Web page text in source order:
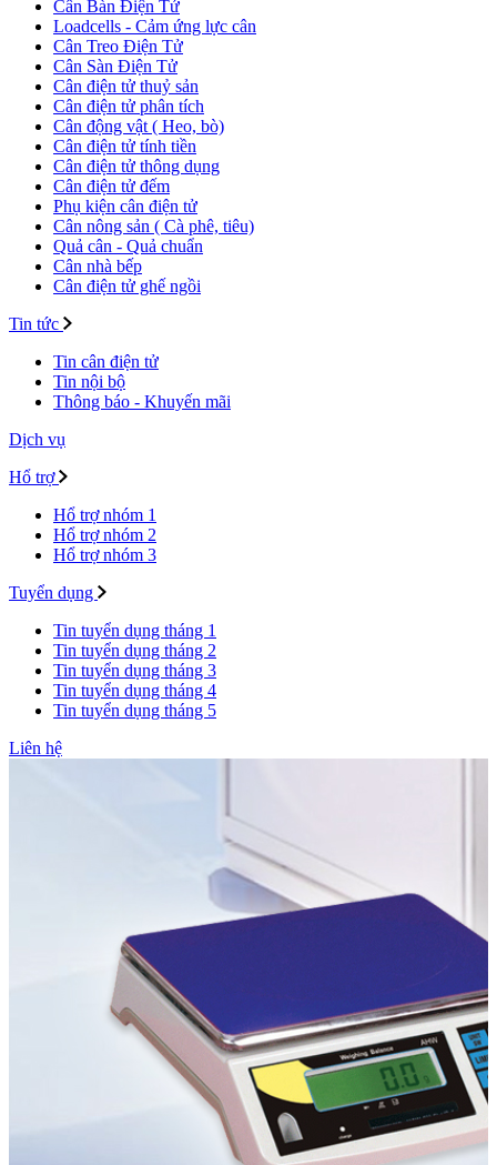
Cân Bàn Điện Tử
Loadcells - Cảm ứng lực cân
Cân Treo Điện Tử
Cân Sàn Điện Tử
Cân điện tử thuỷ sản
Cân điện tử phân tích
Cân động vật ( Heo, bò)
Cân điện tử tính tiền
Cân điện tử thông dụng
Cân điện tử đếm
Phụ kiện cân điện tử
Cân nông sản ( Cà phê, tiêu)
Quả cân - Quả chuẩn
Cân nhà bếp
Cân điện tử ghế ngồi
Tin tức
Tin cân điện tử
Tin nội bộ
Thông báo - Khuyến mãi
Dịch vụ
Hổ trợ
Hổ trợ nhóm 1
Hổ trợ nhóm 2
Hổ trợ nhóm 3
Tuyển dụng
Tin tuyển dụng tháng 1
Tin tuyển dụng tháng 2
Tin tuyển dụng tháng 3
Tin tuyển dụng tháng 4
Tin tuyển dụng tháng 5
Liên hệ